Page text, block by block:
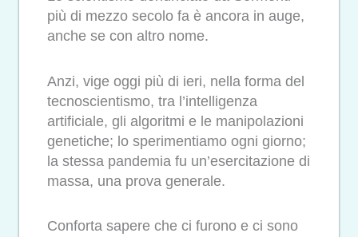
più di mezzo secolo fa è ancora in auge,
anche se con altro nome.
Anzi, vige oggi più di ieri, nella forma del
tecnoscientismo, tra l’intelligenza
artificiale, gli algoritmi e le manipolazioni
genetiche; lo sperimentiamo ogni giorno;
la stessa pandemia fu un’esercitazione di
massa, una prova generale.
Conforta sapere che ci furono e ci sono